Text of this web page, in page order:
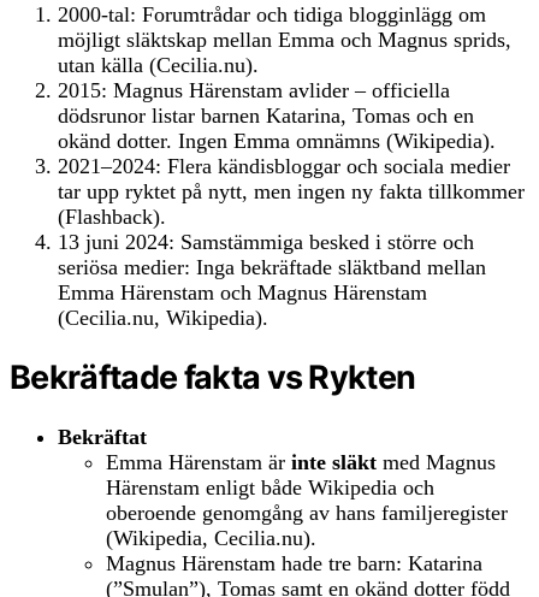
2000-tal: Forumtrådar och tidiga blogginlägg om
möjligt släktskap mellan Emma och Magnus sprids,
utan källa (Cecilia.nu).
2015: Magnus Härenstam avlider – officiella
dödsrunor listar barnen Katarina, Tomas och en
okänd dotter. Ingen Emma omnämns (Wikipedia).
2021–2024: Flera kändisbloggar och sociala medier
tar upp ryktet på nytt, men ingen ny fakta tillkommer
(Flashback).
13 juni 2024: Samstämmiga besked i större och
seriösa medier: Inga bekräftade släktband mellan
Emma Härenstam och Magnus Härenstam
(Cecilia.nu, Wikipedia).
Bekräftade fakta vs Rykten
Bekräftat
Emma Härenstam är inte släkt med Magnus
Härenstam enligt både Wikipedia och
oberoende genomgång av hans familjeregister
(Wikipedia, Cecilia.nu).
Magnus Härenstam hade tre barn: Katarina
(”Smulan”), Tomas samt en okänd dotter född